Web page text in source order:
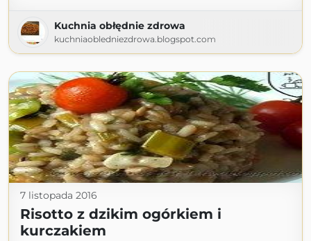
Kuchnia obłędnie zdrowa
kuchniaobledniezdrowa.blogspot.com
7 listopada 2016
Risotto z dzikim ogórkiem i
kurczakiem